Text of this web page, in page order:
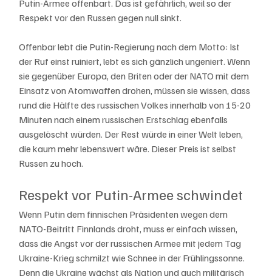
Putin-Armee offenbart. Das ist gefährlich, weil so der
Respekt vor den Russen gegen null sinkt.
Offenbar lebt die Putin-Regierung nach dem Motto: Ist
der Ruf einst ruiniert, lebt es sich gänzlich ungeniert. Wenn
sie gegenüber Europa, den Briten oder der NATO mit dem
Einsatz von Atomwaffen drohen, müssen sie wissen, dass
rund die Hälfte des russischen Volkes innerhalb von 15-20
Minuten nach einem russischen Erstschlag ebenfalls
ausgelöscht würden. Der Rest würde in einer Welt leben,
die kaum mehr lebenswert wäre. Dieser Preis ist selbst
Russen zu hoch.
Respekt vor Putin-Armee schwindet
Wenn Putin dem finnischen Präsidenten wegen dem
NATO-Beitritt Finnlands droht, muss er einfach wissen,
dass die Angst vor der russischen Armee mit jedem Tag
Ukraine-Krieg schmilzt wie Schnee in der Frühlingssonne.
Denn die Ukraine wächst als Nation und auch militärisch